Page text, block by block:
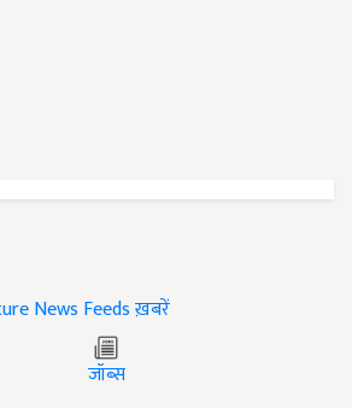
ख़बरें
जॉब्स